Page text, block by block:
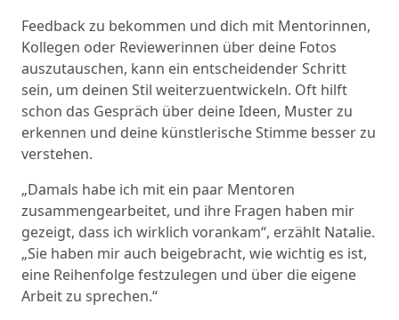
Feedback zu bekommen und dich mit Mentorinnen,
Kollegen oder Reviewerinnen über deine Fotos
auszutauschen, kann ein entscheidender Schritt
sein, um deinen Stil weiterzuentwickeln. Oft hilft
schon das Gespräch über deine Ideen, Muster zu
erkennen und deine künstlerische Stimme besser zu
verstehen.
„Damals habe ich mit ein paar Mentoren
zusammengearbeitet, und ihre Fragen haben mir
gezeigt, dass ich wirklich vorankam“, erzählt Natalie.
„Sie haben mir auch beigebracht, wie wichtig es ist,
eine Reihenfolge festzulegen und über die eigene
Arbeit zu sprechen.“